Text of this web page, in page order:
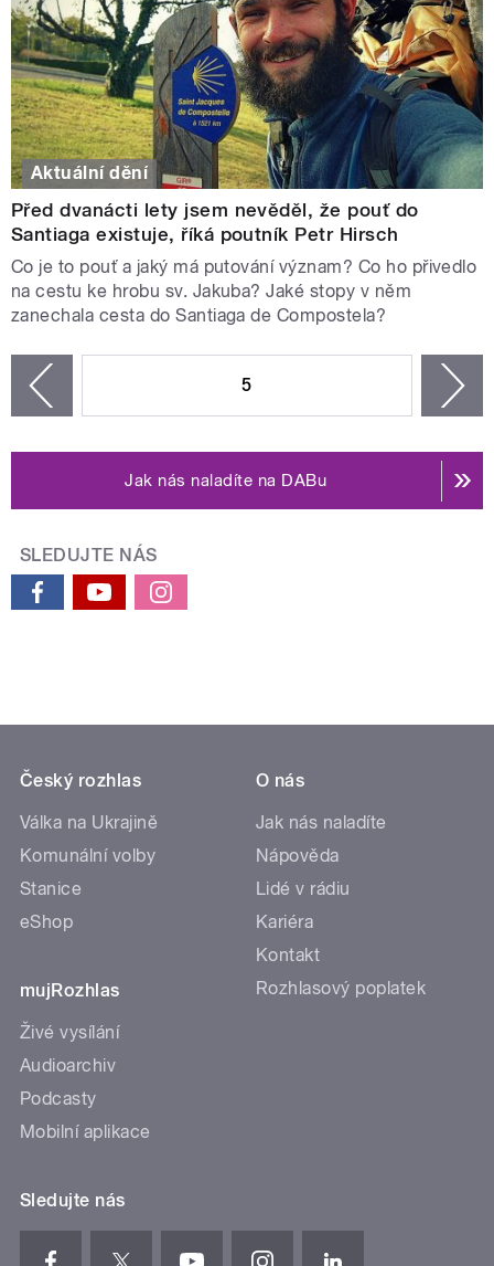
Aktuální dění
Před dvanácti lety jsem nevěděl, že pouť do
Santiaga existuje, říká poutník Petr Hirsch
Co je to pouť a jaký má putování význam? Co ho přivedlo
na cestu ke hrobu sv. Jakuba? Jaké stopy v něm
zanechala cesta do Santiaga de Compostela?
5
Jak nás naladíte na DABu
SLEDUJTE NÁS
Český rozhlas
Válka na Ukrajině
Komunální volby
Stanice
eShop
mujRozhlas
Živé vysílání
Audioarchiv
Podcasty
Mobilní aplikace
O nás
Jak nás naladíte
Nápověda
Lidé v rádiu
Kariéra
Kontakt
Rozhlasový poplatek
Sledujte nás